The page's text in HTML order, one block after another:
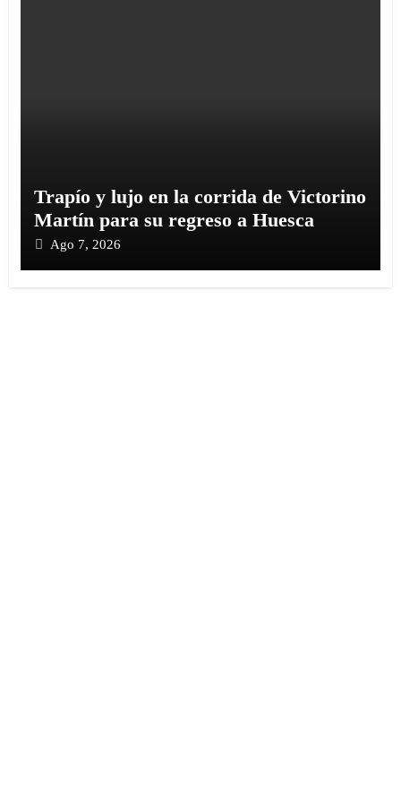
Trapío y lujo en la corrida de Victorino
Martín para su regreso a Huesca
Ago 7, 2026